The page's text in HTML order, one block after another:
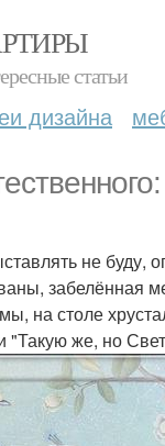
статьи
дизайна
не буду,
забелённая
на столе
"Такую же, но